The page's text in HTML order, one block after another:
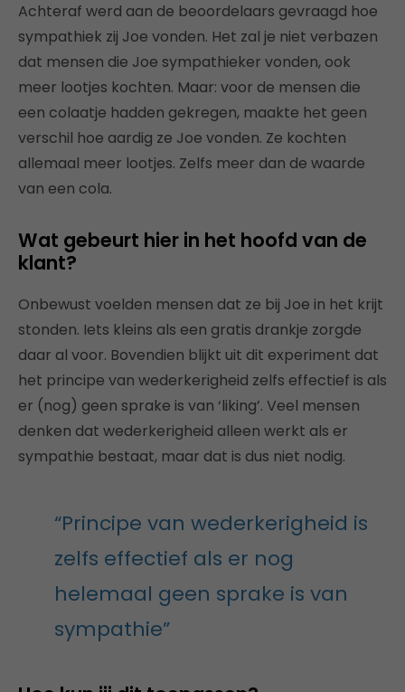
Achteraf werd aan de beoordelaars gevraagd hoe
sympathiek zij Joe vonden. Het zal je niet verbazen
dat mensen die Joe sympathieker vonden, ook
meer lootjes kochten. Maar: voor de mensen die
een colaatje hadden gekregen, maakte het geen
verschil hoe aardig ze Joe vonden. Ze kochten
allemaal meer lootjes. Zelfs meer dan de waarde
van een cola.
Wat gebeurt hier in het hoofd van de
klant?
Onbewust voelden mensen dat ze bij Joe in het krijt
stonden. Iets kleins als een gratis drankje zorgde
daar al voor. Bovendien blijkt uit dit experiment dat
het principe van wederkerigheid zelfs effectief is als
er (nog) geen sprake is van ‘liking’. Veel mensen
denken dat wederkerigheid alleen werkt als er
sympathie bestaat, maar dat is dus niet nodig.
“Principe van wederkerigheid is
zelfs effectief als er nog
helemaal geen sprake is van
sympathie”